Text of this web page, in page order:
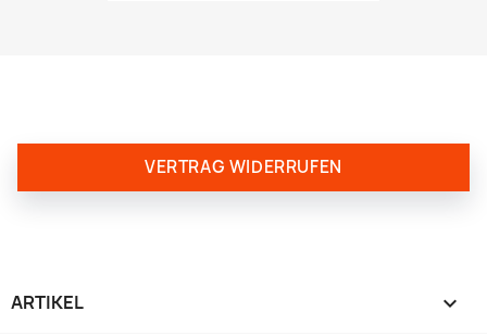
VERTRAG WIDERRUFEN
ARTIKEL 